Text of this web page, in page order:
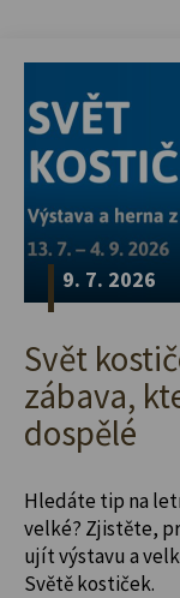
9. 7. 2026
Svět
zábava,
dospělé
Hledáte tip na
velké? Zjistěte,
ujít výstavu a
Světě kostiček.